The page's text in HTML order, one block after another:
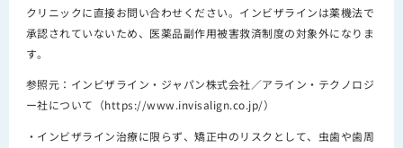
クリニックに直接お問い合わせください。インビザラインは薬機法で
承認されていないため、医薬品副作用被害救済制度の対象外になりま
す。
参照元：インビザライン・ジャパン株式会社／アライン・テクノロジ
ー社について（https://www.invisalign.co.jp/）
・インビザライン治療に限らず、矯正中のリスクとして、虫歯や歯周